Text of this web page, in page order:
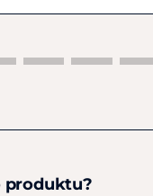
produktu?